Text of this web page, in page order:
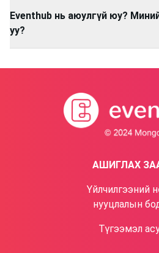
Eventhub нь аюулгүй юу?
уу?
АШИГЛАХ
Үйлчилгээний
нууцлалын
Түгээмэл